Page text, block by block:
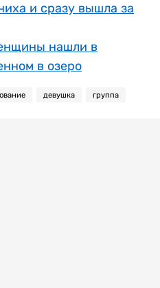
и сразу вышла за
нашли в
в озеро
девушка группа